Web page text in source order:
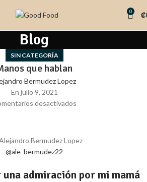
0 ₡
Blog
SIN CATEGORÍA
que hablan
Bermudez Lopez
En julio 9, 2021
desactivados
Bermudez Lopez
@ale_bermudez22
admiración por mi mamá